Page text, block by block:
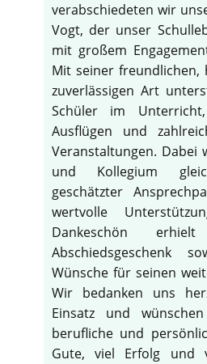
verabschiedeten wir
Vogt, der unser
mit großem
Mit seiner freundlichen,
zuverlässigen Art
Schüler im
Ausflügen und
Veranstaltungen. Dabei
und Kollegium
geschätzter
wertvolle
Dankeschön
Abschiedsgeschenk
Wünsche für seinen
Wir bedanken uns
Einsatz und
berufliche und
Gute, viel Erfolg und